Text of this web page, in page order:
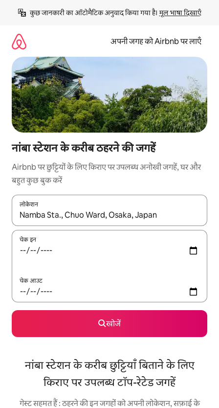
छोड़कर
कॉन्टेंट
कुछ जानकारी का ऑटोमैटिक अनुवाद किया गया है। मूल भाषा दिखाएँ
अपनी जगह को Airbnb पर लाएँ
नांबा स्टेशन के करीब ठहरने की जगहें
Airbnb पर छुट्टियों के लिए किराए पर उपलब्ध अनोखी जगहें, घर और
बहुत कुछ बुक करें
लोकेशन
नतीजों के उपलब्ध होने पर, अप और डाउन 'ऐरो की' का इस्तेमाल करके नेविगेट
चेक इन
चेक आउट
खोजें
नांबा स्टेशन के करीब छुट्टियाँ बिताने के लिए
किराए पर उपलब्ध टॉप-रेटेड जगहें
गेस्ट सहमत हैं : ठहरने की इन जगहों को अपनी लोकेशन, सफ़ाई के